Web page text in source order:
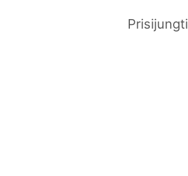
Apie mus Kita
Prisijungti